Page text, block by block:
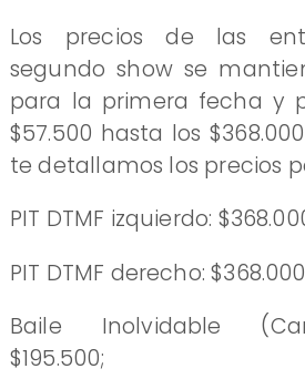
Los precios de las
segundo show se
para la primera fecha y
$57.500 hasta los
te detallamos los precios
PIT DTMF izquierdo:
PIT DTMF derecho:
Baile Inolvidable
$195.500;